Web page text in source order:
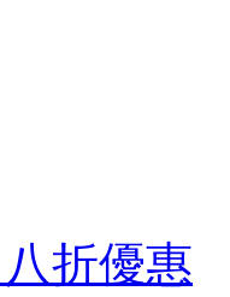
八折優惠